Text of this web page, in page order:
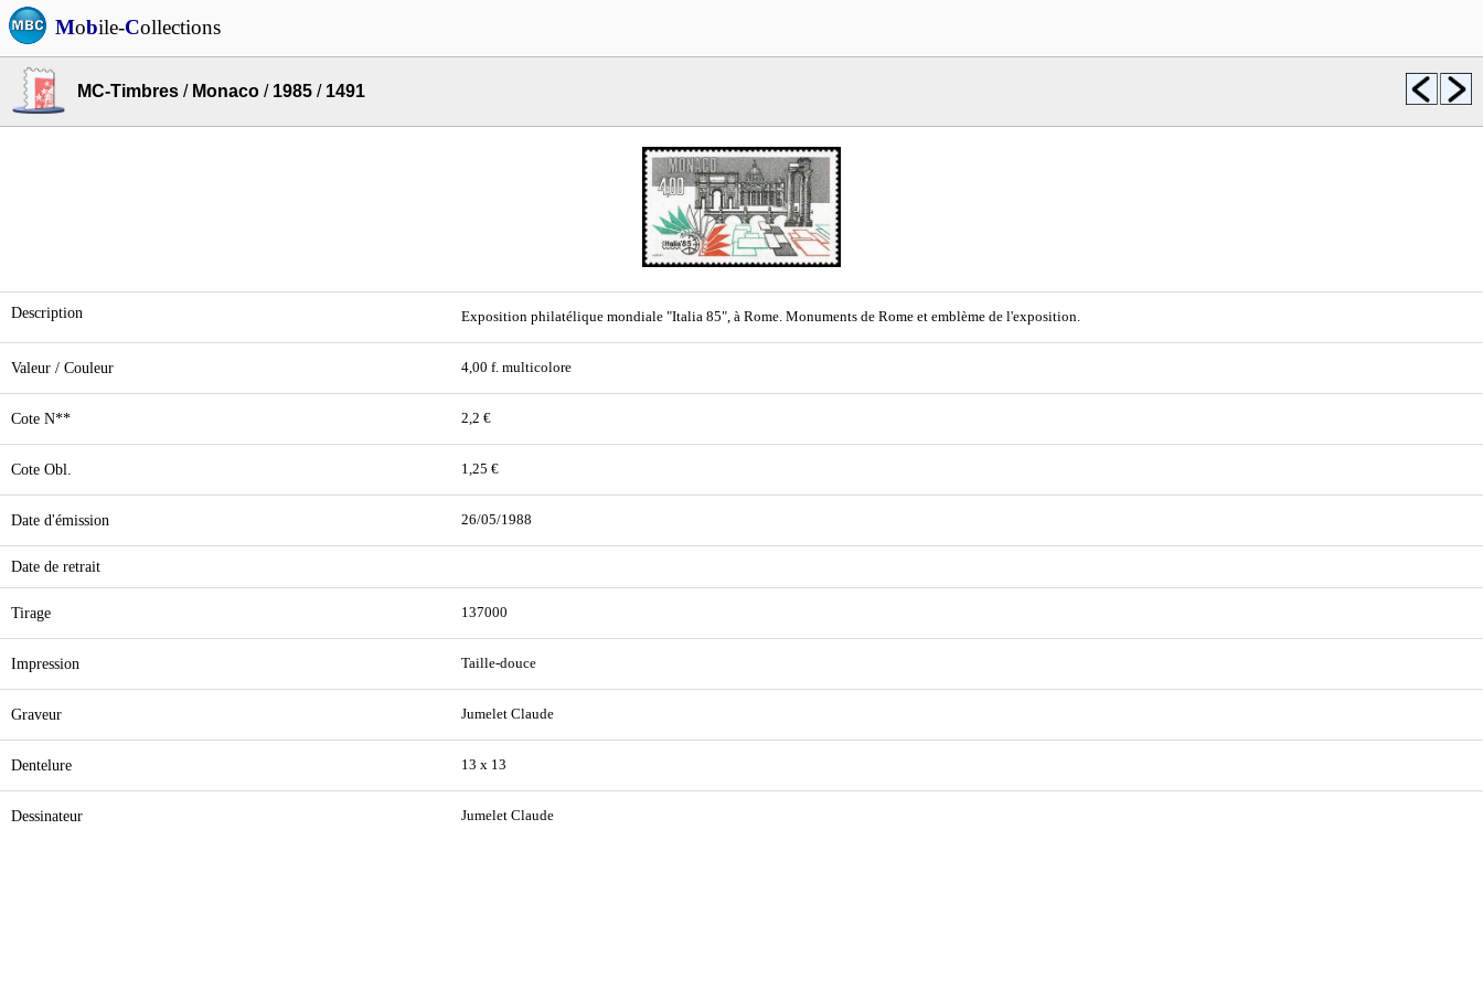
Mobile-Collections
MC-Timbres / Monaco / 1985 / 1491
Description Exposition philatélique mondiale "Italia 85", à Rome. Monuments de Rome et emblème de l'exposition.
Valeur / Couleur 4,00 f. multicolore
Cote N** 2,2 €
Cote Obl. 1,25 €
Date d'émission 26/05/1988
Date de retrait
Tirage 137000
Impression Taille-douce
Graveur Jumelet Claude
Dentelure 13 x 13
Dessinateur Jumelet Claude